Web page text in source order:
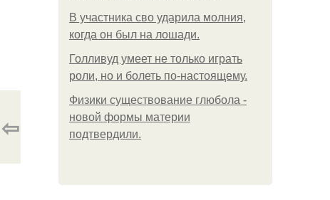
В участника сво ударила молния,
когда он был на лошади.
Голливуд умеет не только играть
роли, но и болеть по-настоящему.
Физики существование глюбола -
новой формы материи
подтвердили.
⇦